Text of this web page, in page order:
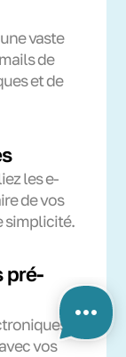
vaste
de
et de
les e-
de vos
simplicité.
pré-
vos